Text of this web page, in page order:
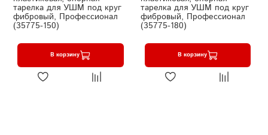
тарелка для УШМ под круг
фибровый, Профессионал
(35775-150)
В корзину
тарелка для УШМ под круг
фибровый, Профессионал
(35775-180)
В корзину